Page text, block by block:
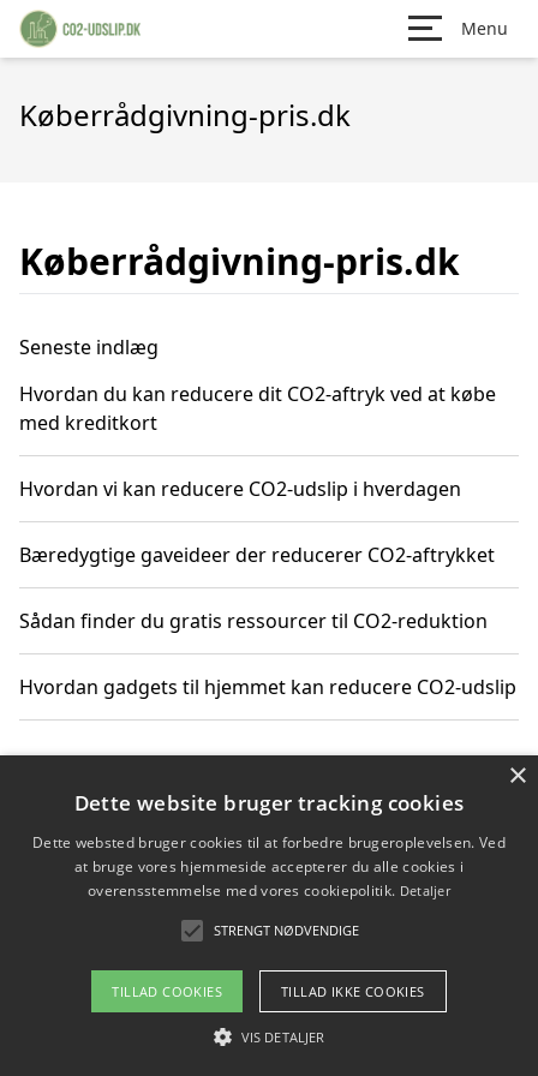
Menu
Køberrådgivning-pris.dk
Køberrådgivning-pris.dk
Seneste indlæg
Hvordan du kan reducere dit CO2-aftryk ved at købe
med kreditkort
Hvordan vi kan reducere CO2-udslip i hverdagen
Bæredygtige gaveideer der reducerer CO2-aftrykket
Sådan finder du gratis ressourcer til CO2-reduktion
Hvordan gadgets til hjemmet kan reducere CO2-udslip
Copyright 2026 - Pilanto Aps
Om / kontakt
Blog Betingelser
×
Dette website bruger tracking cookies
Dette websted bruger cookies til at forbedre brugeroplevelsen. Ved
at bruge vores hjemmeside accepterer du alle cookies i
overensstemmelse med vores cookiepolitik. Detaljer
STRENGT NØDVENDIGE
TILLAD COOKIES TILLAD IKKE COOKIES
VIS DETALJER